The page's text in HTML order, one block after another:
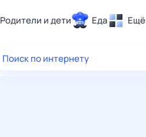
Родители и дети Еда Ещё
Здоровье
Поиск по интернету